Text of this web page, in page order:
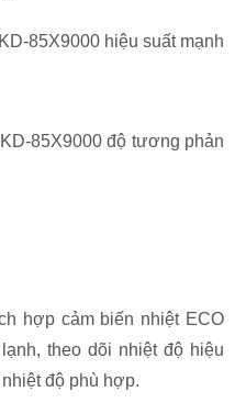
hợp cảm biến nhiệt ECO
theo dõi nhiệt độ hiệu
độ phù hợp.